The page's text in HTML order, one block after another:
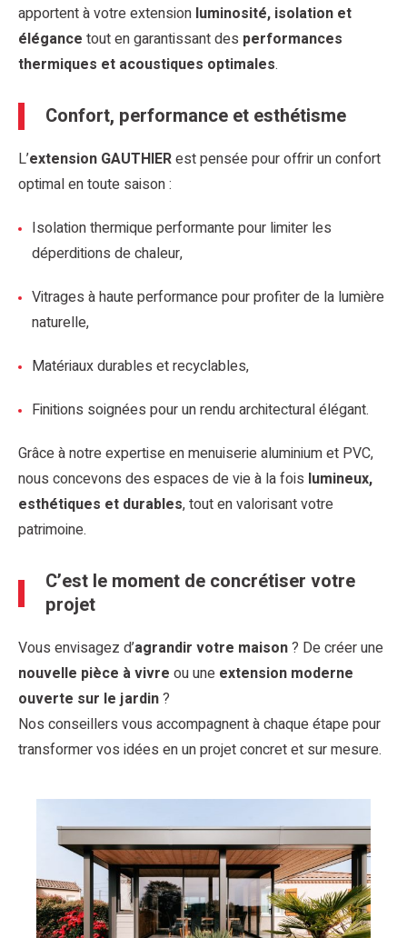
apportent à votre extension luminosité, isolation et
élégance tout en garantissant des performances
thermiques et acoustiques optimales.
Confort, performance et esthétisme
L’extension GAUTHIERest pensée pour offrir un confort
optimal en toute saison :
Isolation thermique performante pour limiter les
déperditions de chaleur,
Vitrages à haute performance pour profiter de la lumière
naturelle,
Matériaux durables et recyclables,
Finitions soignées pour un rendu architectural élégant.
Grâce à notre expertise en menuiserie aluminium et PVC,
nous concevons des espaces de vie à la fois lumineux,
esthétiques et durables, tout en valorisant votre
patrimoine.
C’est le moment de concrétiser votre
projet
Vous envisagez d’agrandir votre maison? De créer une
nouvelle pièce à vivre ou une extension moderne
ouverte sur le jardin?
Nos conseillers vous accompagnent à chaque étape pour
transformer vos idées en un projet concret et sur mesure.